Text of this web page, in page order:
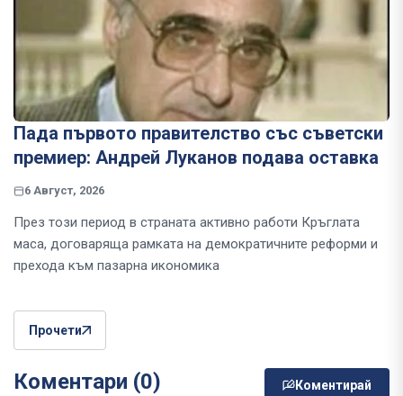
Пада първото правителство със съветски
премиер: Андрей Луканов подава оставка
6 Август, 2026
През този период в страната активно работи Кръглата
маса, договаряща рамката на демократичните реформи и
прехода към пазарна икономика
Прочети
Коментари (0) Коментирай